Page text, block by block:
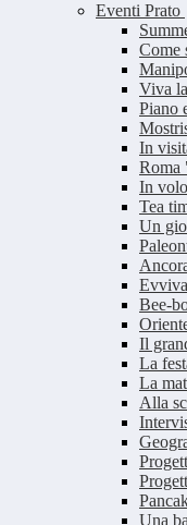
Eventi Prato
Come
Viva
Piano
In
Roma
In
Tea
Un
Bee-
Il
La
La
Alla
Una